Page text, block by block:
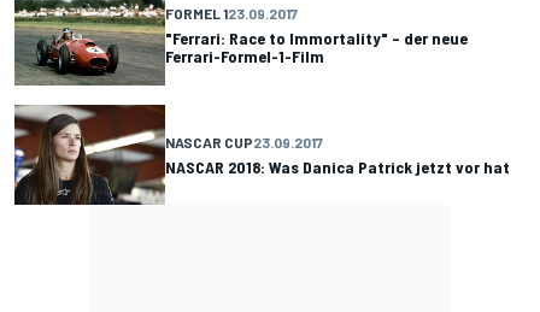
FORMEL 123.09.2017
"Ferrari: Race to Immortality" – der neue
Ferrari-Formel-1-Film
NASCAR CUP23.09.2017
NASCAR 2018: Was Danica Patrick jetzt vor hat